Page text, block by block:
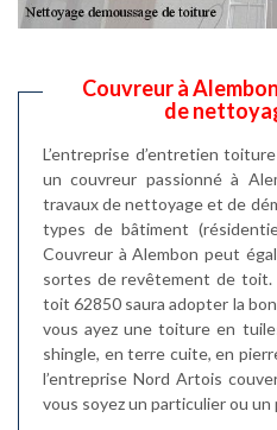
Couvreur à
de
L’entreprise d’entretien
un couvreur passionné à
travaux de nettoyage et de
types de bâtiment
Couvreur à Alembon peut
sortes de revêtement de toit.
toit 62850 saura adopter la
vous ayez une toiture en
shingle, en terre cuite, en
l’entreprise Nord Artois
vous soyez un particulier ou